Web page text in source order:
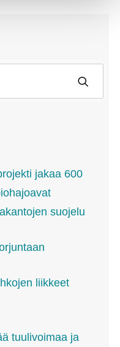
jakaa 600
suojelu
liikkeet
tuulivoimaa ja